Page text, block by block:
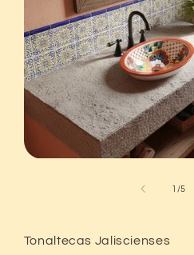
ventana
modal
1 /de
5
Tonaltecas Jaliscienses